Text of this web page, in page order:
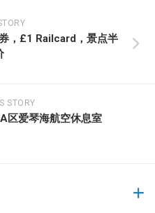
，£1 Railcard，景点半
STORY
区爱琴海航空休息室